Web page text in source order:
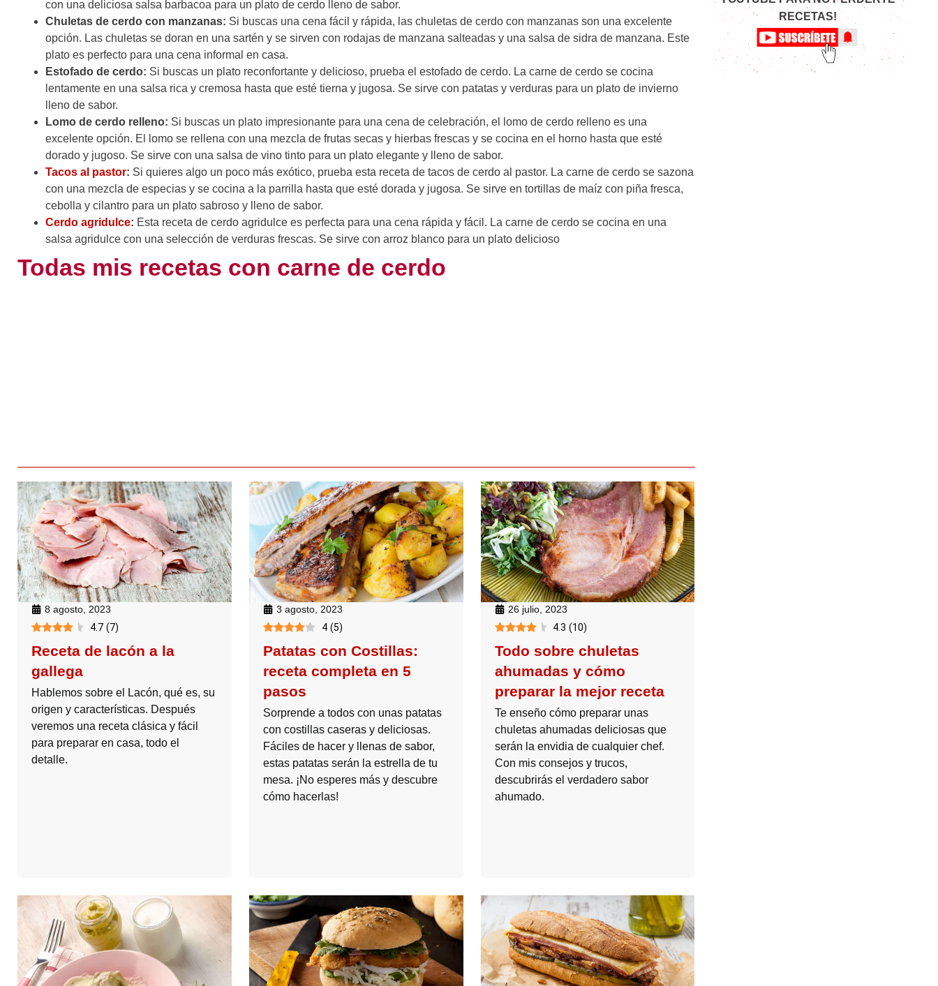
con una deliciosa salsa barbacoa para un plato de cerdo lleno de sabor.
Chuletas de cerdo con manzanas: Si buscas una cena fácil y rápida, las chuletas de cerdo con manzanas son una excelente
opción. Las chuletas se doran en una sartén y se sirven con rodajas de manzana salteadas y una salsa de sidra de manzana. Este
plato es perfecto para una cena informal en casa.
Estofado de cerdo: Si buscas un plato reconfortante y delicioso, prueba el estofado de cerdo. La carne de cerdo se cocina
lentamente en una salsa rica y cremosa hasta que esté tierna y jugosa. Se sirve con patatas y verduras para un plato de invierno
lleno de sabor.
Lomo de cerdo relleno: Si buscas un plato impresionante para una cena de celebración, el lomo de cerdo relleno es una
excelente opción. El lomo se rellena con una mezcla de frutas secas y hierbas frescas y se cocina en el horno hasta que esté
dorado y jugoso. Se sirve con una salsa de vino tinto para un plato elegante y lleno de sabor.
Tacos al pastor: Si quieres algo un poco más exótico, prueba esta receta de tacos de cerdo al pastor. La carne de cerdo se sazona
con una mezcla de especias y se cocina a la parrilla hasta que esté dorada y jugosa. Se sirve en tortillas de maíz con piña fresca,
cebolla y cilantro para un plato sabroso y lleno de sabor.
Cerdo agridulce: Esta receta de cerdo agridulce es perfecta para una cena rápida y fácil. La carne de cerdo se cocina en una
salsa agridulce con una selección de verduras frescas. Se sirve con arroz blanco para un plato delicioso
Todas mis recetas con carne de cerdo
8 agosto, 2023
4.7 (7)
Receta de lacón a la
gallega
Hablemos sobre el Lacón, qué es, su
origen y características. Después
veremos una receta clásica y fácil
para preparar en casa, todo el
detalle.
3 agosto, 2023
4 (5)
Patatas con Costillas:
receta completa en 5
pasos
Sorprende a todos con unas patatas
con costillas caseras y deliciosas.
Fáciles de hacer y llenas de sabor,
estas patatas serán la estrella de tu
mesa. ¡No esperes más y descubre
cómo hacerlas!
26 julio, 2023
4.3 (10)
Todo sobre chuletas
ahumadas y cómo
preparar la mejor receta
Te enseño cómo preparar unas
chuletas ahumadas deliciosas que
serán la envidia de cualquier chef.
Con mis consejos y trucos,
descubrirás el verdadero sabor
ahumado.
RECETAS!